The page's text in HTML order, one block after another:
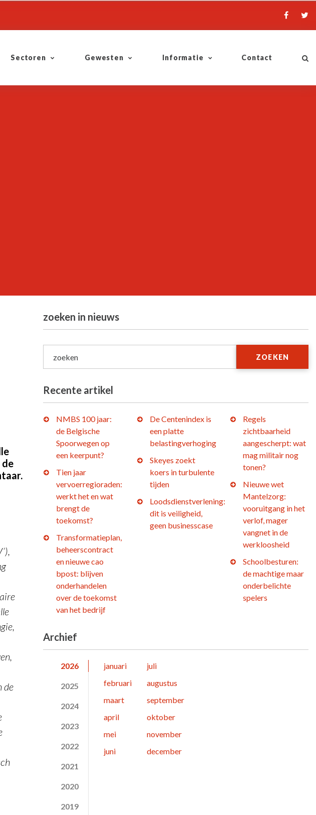
Sectoren Gewesten Informatie Contact
de
de
zoeken in nieuws
zoeken ZOEKEN
Recente artikel
NMBS 100 jaar:
de Belgische
Spoorwegen op
een keerpunt?
Tien jaar
vervoerregioraden:
werkt het en wat
brengt de
toekomst?
Transformatieplan,
beheerscontract
en nieuwe cao
bpost: blijven
onderhandelen
over de toekomst
van het bedrijf
De Centenindex is
een platte
belastingverhoging
Skeyes zoekt
koers in turbulente
tijden
Loodsdienstverlening:
dit is veiligheid,
geen businesscase
Regels
zichtbaarheid
aangescherpt: wat
mag militair nog
tonen?
Nieuwe wet
Mantelzorg:
vooruitgang in het
verlof, mager
vangnet in de
werkloosheid
Schoolbesturen:
de machtige maar
onderbelichte
spelers
Archief
2026
2025
2024
2023
2022
2021
2020
2019
januari
februari
maart
april
mei
juni
juli
augustus
september
oktober
november
december